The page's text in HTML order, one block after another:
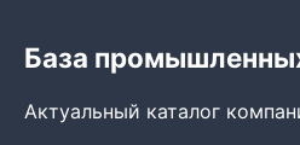
База
Актуальный каталог